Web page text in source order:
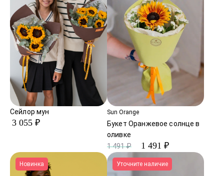
Сейлор мун
3 055 ₽
Sun Orange
Букет Оранжевое солнце в
оливке
1 491 ₽
1 491 ₽
Новинка Уточните наличие